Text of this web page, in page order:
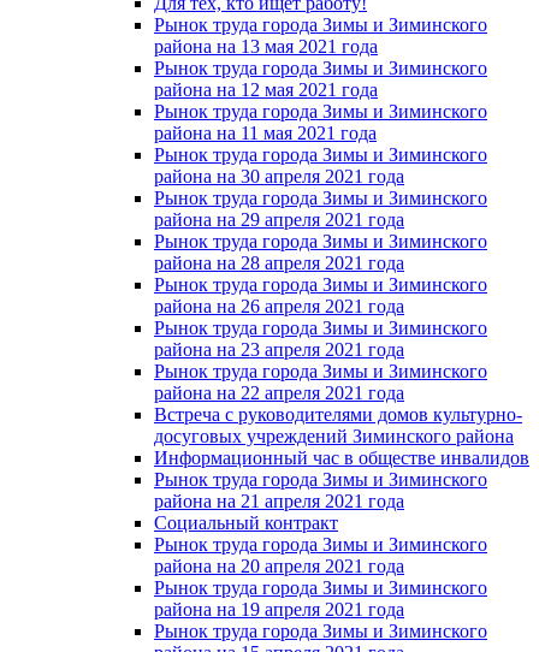
Рынок труда города Зимы и Зиминского
района на 13 мая 2021 года
Рынок труда города Зимы и Зиминского
района на 12 мая 2021 года
Рынок труда города Зимы и Зиминского
района на 11 мая 2021 года
Рынок труда города Зимы и Зиминского
района на 30 апреля 2021 года
Рынок труда города Зимы и Зиминского
района на 29 апреля 2021 года
Рынок труда города Зимы и Зиминского
района на 28 апреля 2021 года
Рынок труда города Зимы и Зиминского
района на 26 апреля 2021 года
Рынок труда города Зимы и Зиминского
района на 23 апреля 2021 года
Рынок труда города Зимы и Зиминского
района на 22 апреля 2021 года
Встреча с руководителями домов культурно-
досуговых учреждений Зиминского района
Информационный час в обществе инвалидов
Рынок труда города Зимы и Зиминского
района на 21 апреля 2021 года
Социальный контракт
Рынок труда города Зимы и Зиминского
района на 20 апреля 2021 года
Рынок труда города Зимы и Зиминского
района на 19 апреля 2021 года
Рынок труда города Зимы и Зиминского